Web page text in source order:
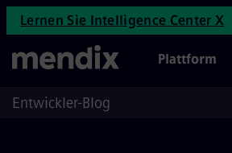
Mendix
Direkt zum Inhalt
Lernen Sie Intelligence Center X
STARTSEITE
Plattform
Entwickler-Blog